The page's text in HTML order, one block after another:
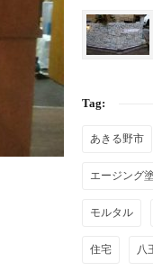
Tag:
あきる野市
エージング
モルタル
住宅 八